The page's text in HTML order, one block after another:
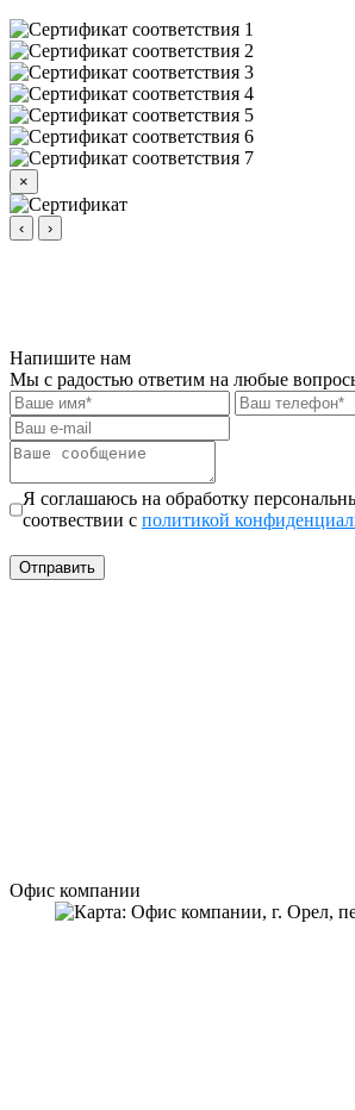
×
‹ ›
Напишите нам
Мы с радостью ответим на любые
Я соглашаюсь на обработку
соотвествии с политикой
Офис компании